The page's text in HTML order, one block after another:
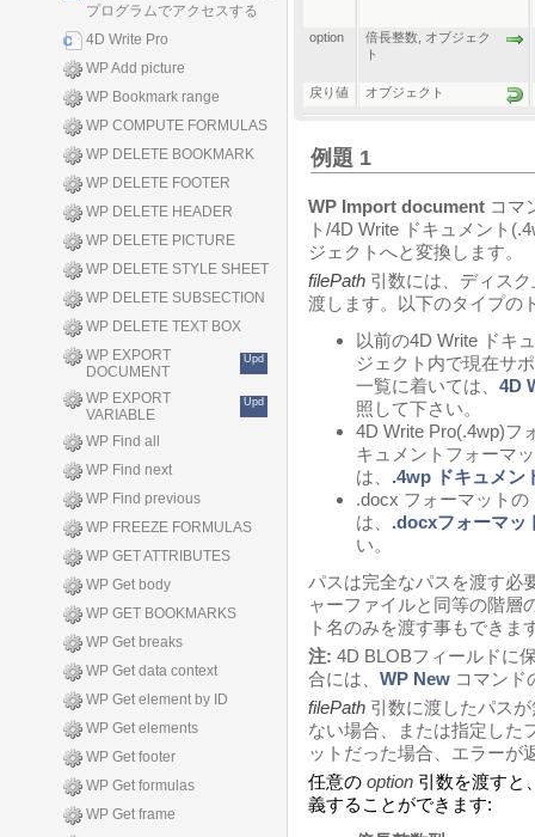
プログラムでアクセスする
4D Write Pro
WP Add picture
WP Bookmark range
WP COMPUTE FORMULAS
WP DELETE BOOKMARK
WP DELETE FOOTER
WP DELETE HEADER
WP DELETE PICTURE
WP DELETE STYLE SHEET
WP DELETE SUBSECTION
WP DELETE TEXT BOX
WP EXPORT
DOCUMENT
Upd
WP EXPORT
VARIABLE
Upd
WP Find all
WP Find next
WP Find previous
WP FREEZE FORMULAS
WP GET ATTRIBUTES
WP Get body
WP GET BOOKMARKS
WP Get breaks
WP Get data context
WP Get element by ID
WP Get elements
WP Get footer
WP Get formulas
WP Get frame
option 倍長整数
オブジェク
ト
戻り値 オブジェクト
例題 1
WP Import document コマ
ト/4D Write ドキュメント
ジェクトへと変換します。
filePath 引数には、ディス
渡します。以下のタイプの
以前の4D Write ドキ
ジェクト内で現在サ
一覧に着いては、 4D
照して下さい。
4D Write Pro(.4wp)フ
キュメントフォーマ
は、 .4wp ドキュメン
.docx フォーマット
は、 .docxフォーマッ
い。
パスは完全なパスを渡す必
ャーファイルと同等の階層
ト名のみを渡す事もできま
注: 4D BLOBフィールドに
合には、 WP New コマンド
filePath 引数に渡したパス
ない場合、または指定した
ットだった場合、エラーが
任意の option 引数を渡すと
義することができます: